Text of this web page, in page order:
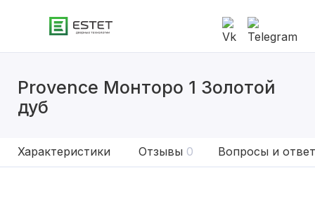
Provence Монторо 1 Золотой
дуб
Характеристики Отзывы 0 Вопросы и